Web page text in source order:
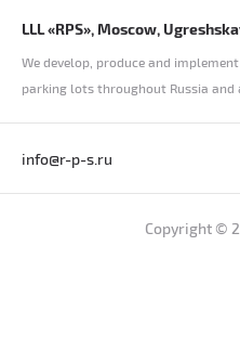
LLL «RPS», Moscow,
We develop, produce and
parking lots throughout Russia and
info@r-p-s.ru
Copyright ©